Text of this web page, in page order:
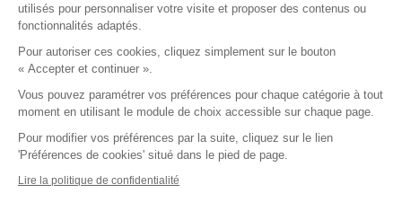
utilisés pour personnaliser votre visite et proposer des contenus ou
fonctionnalités adaptés.
Pour autoriser ces cookies, cliquez simplement sur le bouton
« Accepter et continuer ».
Vous pouvez paramétrer vos préférences pour chaque catégorie à tout
moment en utilisant le module de choix accessible sur chaque page.
Pour modifier vos préférences par la suite, cliquez sur le lien
'Préférences de cookies' situé dans le pied de page.
Lire la politique de confidentialité